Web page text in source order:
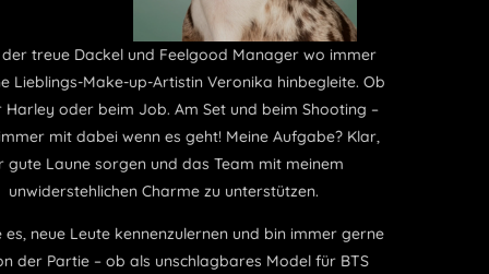
Ich bin der treue Dackel und Feelgood Manager wo immer
ich meine Lieblings-Make-up-Artistin Veronika hinbegleite. Ob
auf der Harley oder beim Job. Am Set und beim Shooting –
ich bin immer mit dabei wenn es geht! Meine Aufgabe? Klar,
für gute Laune sorgen und das Team mit meinem
unwiderstehlichen Charme zu unterstützen.
Ich liebe es, neue Leute kennenzulernen und bin immer gerne
mit von der Partie – ob als unschlagbares Model für BTS